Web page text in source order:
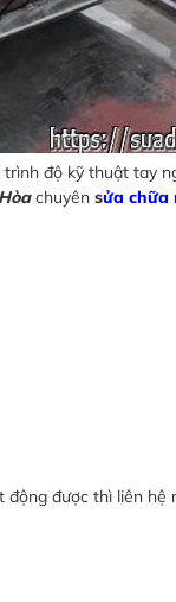
độ kỹ thuật tay
chuyên sửa chữa
được thì liên hệ